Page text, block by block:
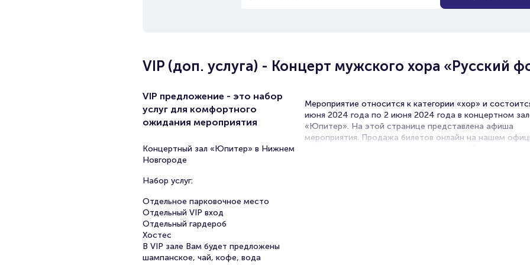
VIP (доп. услуга) - Концерт мужского хора «Русский
VIP предложение - это набор
услуг для комфортного
ожидания мероприятия
Концертный зал «Юпитер» в Нижнем
Новгороде
Набор услуг:
Отдельное парковочное место
Отдельный VIP вход
Отдельный гардероб
Хостес
В VIP зале Вам будет предложены
шампанское, чай, кофе, вода
Мероприятие относится к категории «хор» и
июня 2024 года по 2 июня 2024 года в концертном
«Юпитер». На этой странице представлена афиша
мероприятия. Продажа билетов онлайн на нашем